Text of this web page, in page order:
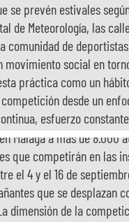
PARA EL
DE ATLETISMO
se prevén estivales
de Meteorología, las
comunidad de
movimiento social en
práctica como un
desde un
esfuerzo constante
DEL MUNDO DE
EN MÁLAGA A
ATLETAS
del Mundo de
Málaga a más de 8.000
que competirán en las
el 4 y el 16 de
que se desplazan
dimensión de la